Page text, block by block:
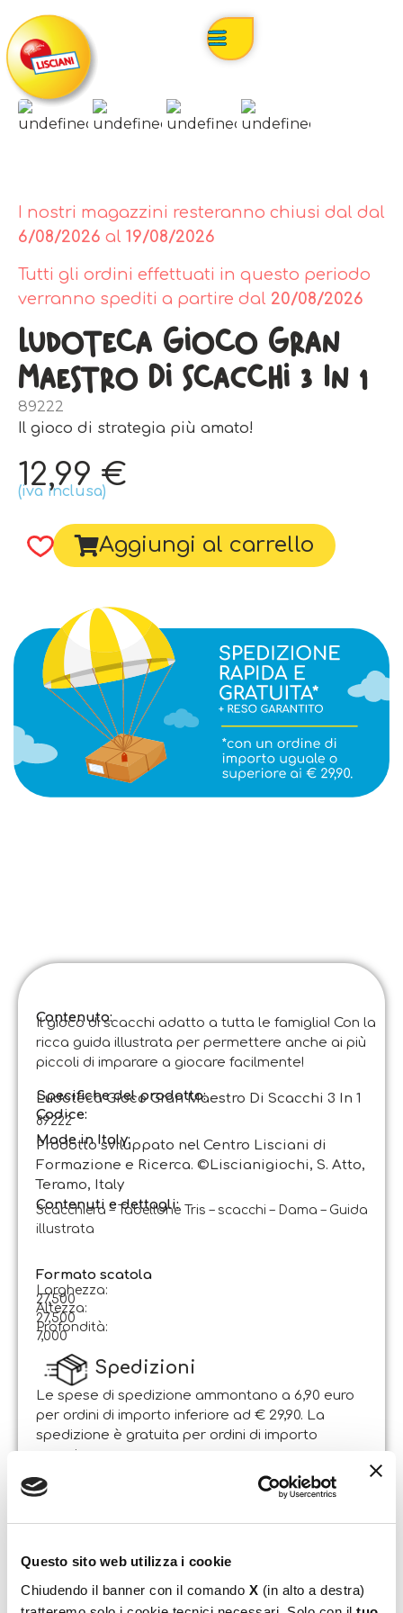
Questo sito web utilizza i cookie
Chiudendo il banner con il comando X (in alto a destra)
I nostri magazzini resteranno chiusi dal dal
6/08/2026 al 19/08/2026
Tutti gli ordini effettuati in questo periodo
verranno spediti a partire dal 20/08/2026
Ludoteca Gioco Gran
Maestro Di Scacchi 3 In 1
89222
Il gioco di strategia più amato!
12,99 €
(iva inclusa)
Aggiungi al carrello
Contenuto:
Il gioco di scacchi adatto a tutta le famiglia! Con la
ricca guida illustrata per permettere anche ai più
piccoli di imparare a giocare facilmente!
Specifiche del prodotto:
Ludoteca Gioco Gran Maestro Di Scacchi 3 In 1
Codice:
89222
Made in Italy:
Prodotto sviluppato nel Centro Lisciani di
Formazione e Ricerca. ©Liscianigiochi, S. Atto,
Teramo, Italy
Contenuti e dettagli:
Scacchiera – Tabellone Tris – scacchi – Dama – Guida
illustrata
Formato scatola
Larghezza:
27,500
Altezza:
27,500
Profondità:
7,000
Spedizioni
Le spese di spedizione ammontano a 6,90 euro
per ordini di importo inferiore ad € 29,90. La
spedizione è gratuita per ordini di importo
superiore.
Il pacco sarà spedito entro 1-2 giorni lavorativi
domenica non si effettuano spedizioni.
Resi
Il Cliente può esercitare il diritto di recesso entro e
non oltre 14 giorni lavorativi dalla data di